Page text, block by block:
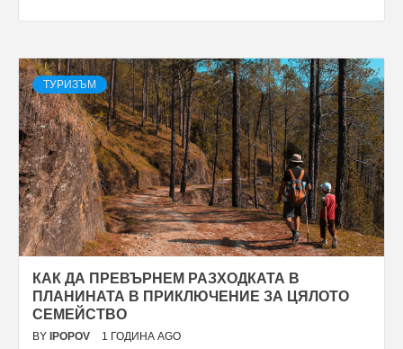
ТУРИЗЪМ
КАК ДА ПРЕВЪРНЕМ РАЗХОДКАТА В
ПЛАНИНАТА В ПРИКЛЮЧЕНИЕ ЗА ЦЯЛОТО
СЕМЕЙСТВО
BY IPOPOV 1 ГОДИНА AGO